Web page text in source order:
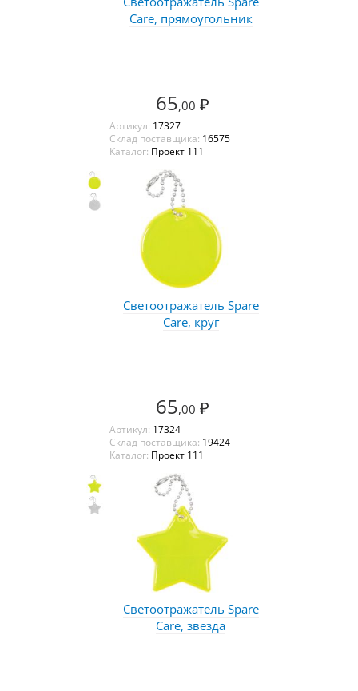
Care, прямоугольник
65,00 ₽
Артикул: 17327
Склад поставщика: 16575
Каталог: Проект 111
Светоотражатель Spare
Care, круг
65,00 ₽
Артикул: 17324
Склад поставщика: 19424
Каталог: Проект 111
Светоотражатель Spare
Care, звезда